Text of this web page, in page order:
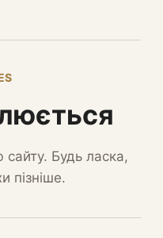
Будь ласка,
пізніше.